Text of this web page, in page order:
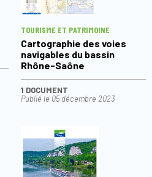
TOURISME ET PATRIMOINE
Cartographie des voies
navigables du bassin
Rhône-Saône
1 DOCUMENT
Publié le 05 décembre 2023